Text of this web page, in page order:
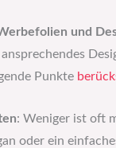
und
Punkte
: Weniger ist oft
oder ein